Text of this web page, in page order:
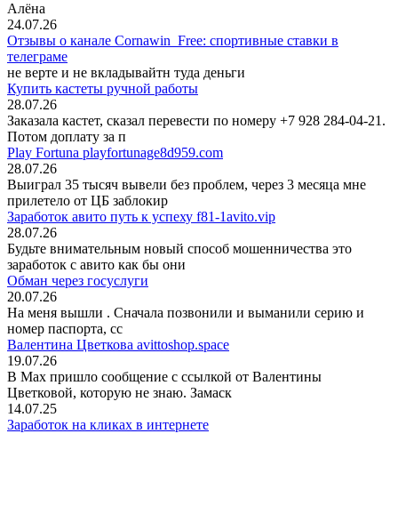
Алёна
24.07.26
Отзывы о канале Cornawin_Free: спортивные ставки в
телеграме
не верте и не вкладывайтн туда деньги
Купить кастеты ручной работы
28.07.26
Заказала кастет, сказал перевести по номеру +7 928 284-04-21.
Потом доплату за п
Play Fortuna playfortunage8d959.com
28.07.26
Выиграл 35 тысяч вывели без проблем, через 3 месяца мне
прилетело от ЦБ заблокир
Заработок авито путь к успеху f81-1avito.vip
28.07.26
Будьте внимательным новый способ мошенничества это
заработок с авито как бы они
Обман через госуслуги
20.07.26
На меня вышли . Сначала позвонили и выманили серию и
номер паспорта, сс
Валентина Цветкова avittoshop.space
19.07.26
В Мах пришло сообщение с ссылкой от Валентины
Цветковой, которую не знаю. Замаск
14.07.25
Заработок на кликах в интернете